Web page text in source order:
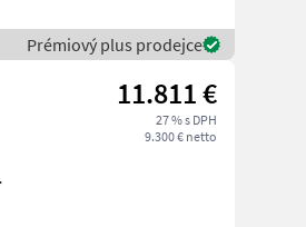
Prémiový plus prodejce
11.811 €
27 % s DPH
9.300 € netto